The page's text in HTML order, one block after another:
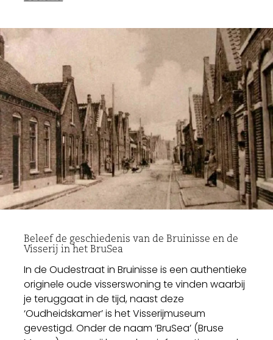
Beleef de geschiedenis van de Bruinisse en de
Visserij in het BruSea
In de Oudestraat in Bruinisse is een authentieke
originele oude visserswoning te vinden waarbij
je teruggaat in de tijd, naast deze
‘Oudheidskamer’ is het Visserijmuseum
gevestigd. Onder de naam ‘BruSea’ (Bruse